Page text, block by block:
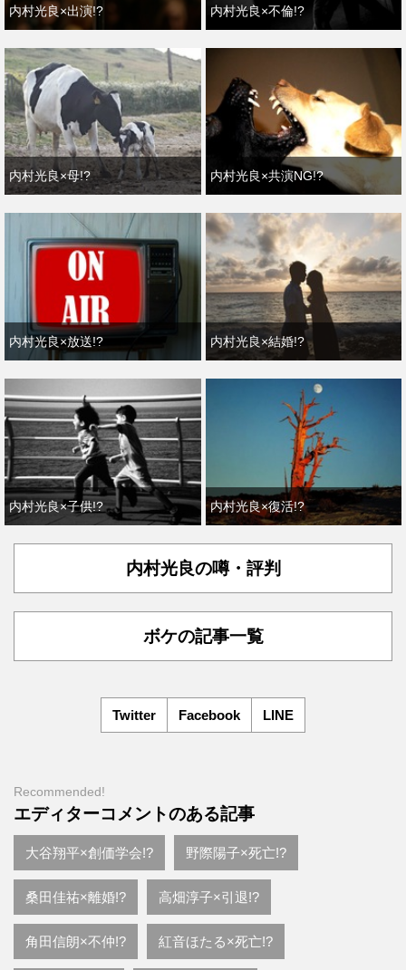
内村光良×出演!? 内村光良×不倫!?
内村光良×母!? 内村光良×共演NG!?
内村光良×放送!? 内村光良×結婚!?
内村光良×子供!? 内村光良×復活!?
内村光良の噂・評判
ボケの記事一覧
Twitter Facebook LINE
Recommended!
エディターコメントのある記事
大谷翔平×創価学会!? 野際陽子×死亡!?
桑田佳祐×離婚!? 高畑淳子×引退!?
角田信朗×不仲!? 紅音ほたる×死亡!?